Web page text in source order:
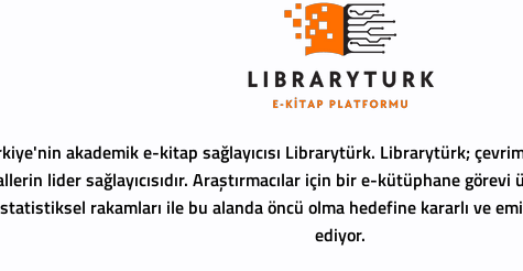
akademik e-kitap sağlayıcısı Librarytürk. Librarytürk;
lider sağlayıcısıdır. Araştırmacılar için bir e-kütüphane
rakamları ile bu alanda öncü olma hedefine kararlı ve
ediyor.